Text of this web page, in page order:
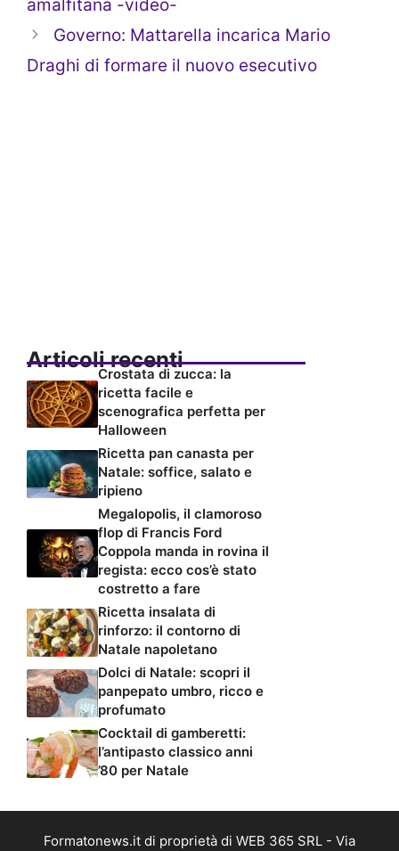
amalfitana -video-
Governo: Mattarella incarica Mario
Draghi di formare il nuovo esecutivo
Articoli recenti
Crostata di zucca: la
ricetta facile e
scenografica perfetta per
Halloween
Ricetta pan canasta per
Natale: soffice, salato e
ripieno
Megalopolis, il clamoroso
flop di Francis Ford
Coppola manda in rovina il
regista: ecco cos’è stato
costretto a fare
Ricetta insalata di
rinforzo: il contorno di
Natale napoletano
Dolci di Natale: scopri il
panpepato umbro, ricco e
profumato
Cocktail di gamberetti:
l’antipasto classico anni
’80 per Natale
Formatonews.it di proprietà di WEB 365 SRL - Via